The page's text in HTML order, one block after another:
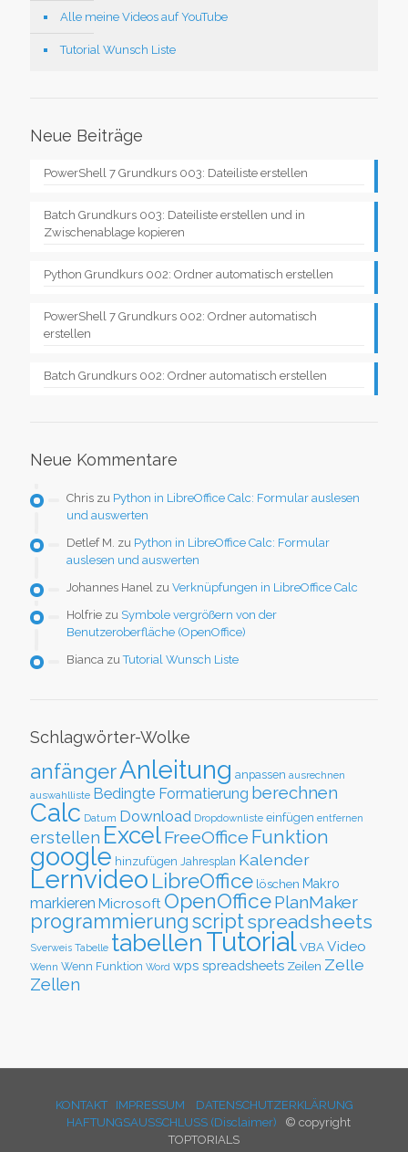
Alle meine Videos auf YouTube
Tutorial Wunsch Liste
Neue Beiträge
PowerShell 7 Grundkurs 003: Dateiliste erstellen
Batch Grundkurs 003: Dateiliste erstellen und in
Zwischenablage kopieren
Python Grundkurs 002: Ordner automatisch erstellen
PowerShell 7 Grundkurs 002: Ordner automatisch
erstellen
Batch Grundkurs 002: Ordner automatisch erstellen
Neue Kommentare
Chris zu Python in LibreOffice Calc: Formular auslesen
und auswerten
Detlef M. zu Python in LibreOffice Calc: Formular
auslesen und auswerten
Johannes Hanel zu Verknüpfungen in LibreOffice Calc
Holfrie zu Symbole vergrößern von der
Benutzeroberfläche (OpenOffice)
Bianca zuTutorial Wunsch Liste
Schlagwörter-Wolke
anfängerAnleitung anpassen ausrechnen
auswahlliste Bedingte Formatierung berechnen
Calc Datum Download Dropdownliste einfügen entfernen
erstellen ExcelFreeOffice Funktion
google hinzufügen Jahresplan Kalender
Lernvideo LibreOffice löschen Makro
markieren Microsoft OpenOfficePlanMaker
programmierung scriptspreadsheets
Sverweis Tabelle tabellenTutorialVBAVideo
Wenn Wenn Funktion Word wps spreadsheets Zeilen Zelle
Zellen
KONTAKT IMPRESSUM
DATENSCHUTZERKLÄRUNG
HAFTUNGSAUSSCHLUSS (Disclaimer) © copyright
TOPTORIALS